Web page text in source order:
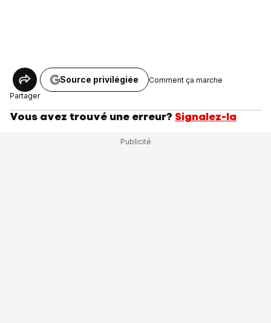
Partager
Source privilégiée Comment ça marche
Vous avez trouvé une erreur? Signalez-la